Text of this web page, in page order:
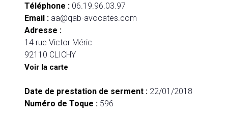
Téléphone : 06.19.96.03.97
Email : aa@qab-avocates.com
Adresse :
14 rue Victor Méric
92110 CLICHY
Voir la carte
Date de prestation de serment : 22/01/2018
Numéro de Toque : 596